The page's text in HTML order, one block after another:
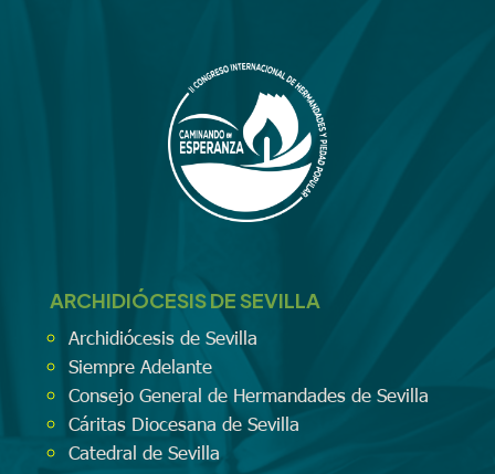
ARCHIDIÓCESIS DE SEVILLA
Archidiócesis de Sevilla
Siempre Adelante
Consejo General de Hermandades de Sevilla
Cáritas Diocesana de Sevilla
Catedral de Sevilla